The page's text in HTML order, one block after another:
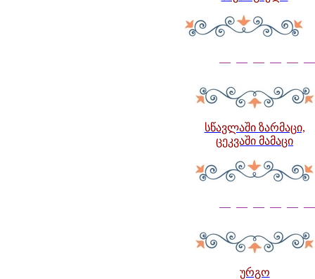
— — — — —
სწავლაში ზარმაცი,
ცეკვაში მამაცი
— — — — —
ურგო